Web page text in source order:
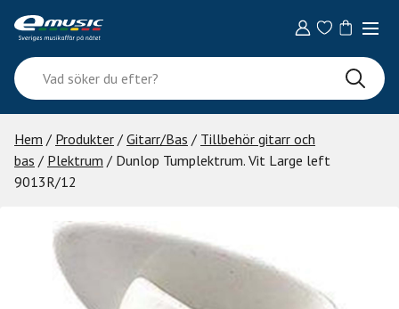
content
Vad
söker
du
efter?
Hem / Produkter / Gitarr/Bas / Tillbehör gitarr och
bas / Plektrum / Dunlop Tumplektrum. Vit Large left
9013R/12